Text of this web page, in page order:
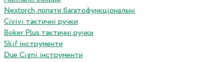
Nextorch лопати багатофункціональні
Сivivi тактичні ручки
Boker Plus тактичні ручки
Skif інструменти
Due Cigni інструменти